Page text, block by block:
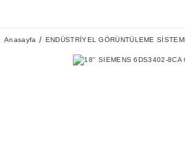
Anasayfa ENDÜSTRİYEL GÖRÜNTÜLEME